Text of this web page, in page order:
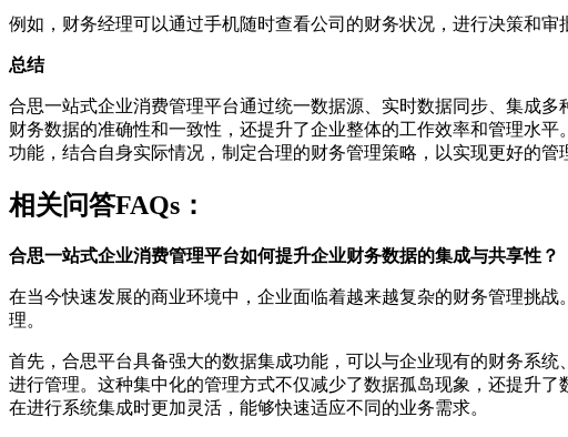
例如，财务经理可以通过手机随时查看公司的财务状况，进行决策和审
总结
合思一站式企业消费管理平台通过统一数据源、实时数据同步、集成
财务数据的准确性和一致性，还提升了企业整体的工作效率和管理水
功能，结合自身实际情况，制定合理的财务管理策略，以实现更好的管
相关问答FAQs：
合思一站式企业消费管理平台如何提升企业财务数据的集成与共享性？
在当今快速发展的商业环境中，企业面临着越来越复杂的财务管理挑
理。
首先，合思平台具备强大的数据集成功能，可以与企业现有的财务系
进行管理。这种集中化的管理方式不仅减少了数据孤岛现象，还提升
在进行系统集成时更加灵活，能够快速适应不同的业务需求。